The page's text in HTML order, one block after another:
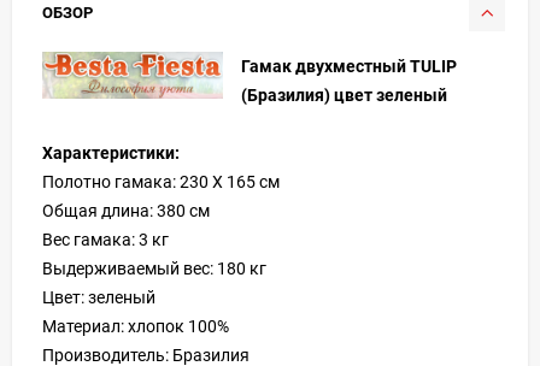
ОБЗОР
Гамак двухместный TULIP
(Бразилия) цвет зеленый
Характеристики:
Полотно гамака: 230 X 165 см
Общая длина: 380 см
Вес гамака: 3 кг
Выдерживаемый вес: 180 кг
Цвет: зеленый
Материал: хлопок 100%
Производитель: Бразилия